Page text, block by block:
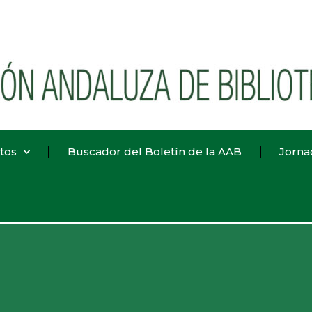
Buscador del Boletín de la AAB